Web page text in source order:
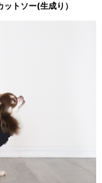
トソー(生成り）